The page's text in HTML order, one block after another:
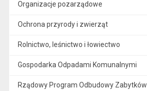
Organizacje pozarządowe
Ochrona przyrody i zwierząt
Rolnictwo, leśnictwo i łowiectwo
Gospodarka Odpadami Komunalnymi
Rządowy Program Odbudowy Zabytków